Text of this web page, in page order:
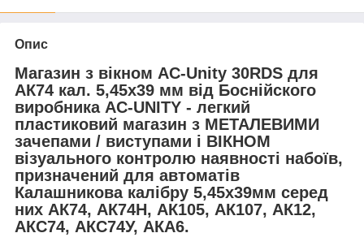
Опис
Магазин з вікном AC-Unity 30RDS для
АК74 кал. 5,45x39 мм від Боснійского
виробника AC-UNITY - легкий
пластиковий магазин з МЕТАЛЕВИМИ
зачепами / виступами і ВІКНОМ
візуального контролю наявності набоїв,
призначений для автоматів
Калашникова калібру 5,45х39мм серед
них АК74, АК74Н, АК105, АК107, АК12,
АКС74, АКС74У, АКА6.